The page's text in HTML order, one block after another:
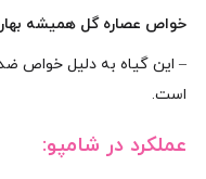
خواص عصاره گل همیشه‌
– این گیاه به دلیل خواص
است.
عملکرد در شامپو: